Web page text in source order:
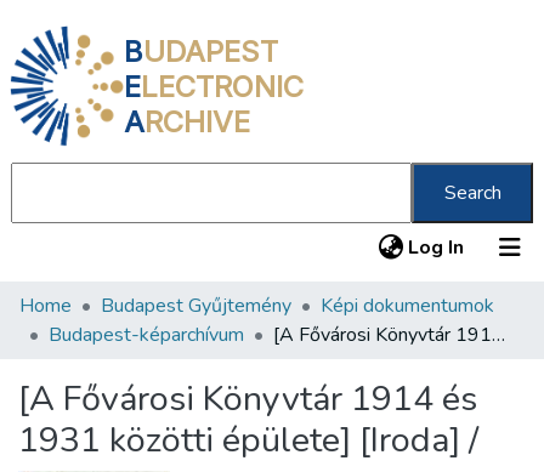
BUDAPEST
ELECTRONIC
ARCHIVE
Search
Log In (current)
Communities & Collections
Statistics
About us
Home Budapest Gyűjtemény
Képi dokumentumok
Budapest-képarchívum
[A Fővárosi Könyvtár 1914 és 1931 közötti épülete] [Iroda] /
[A Fővárosi Könyvtár 1914 és
1931 közötti épülete] [Iroda] /